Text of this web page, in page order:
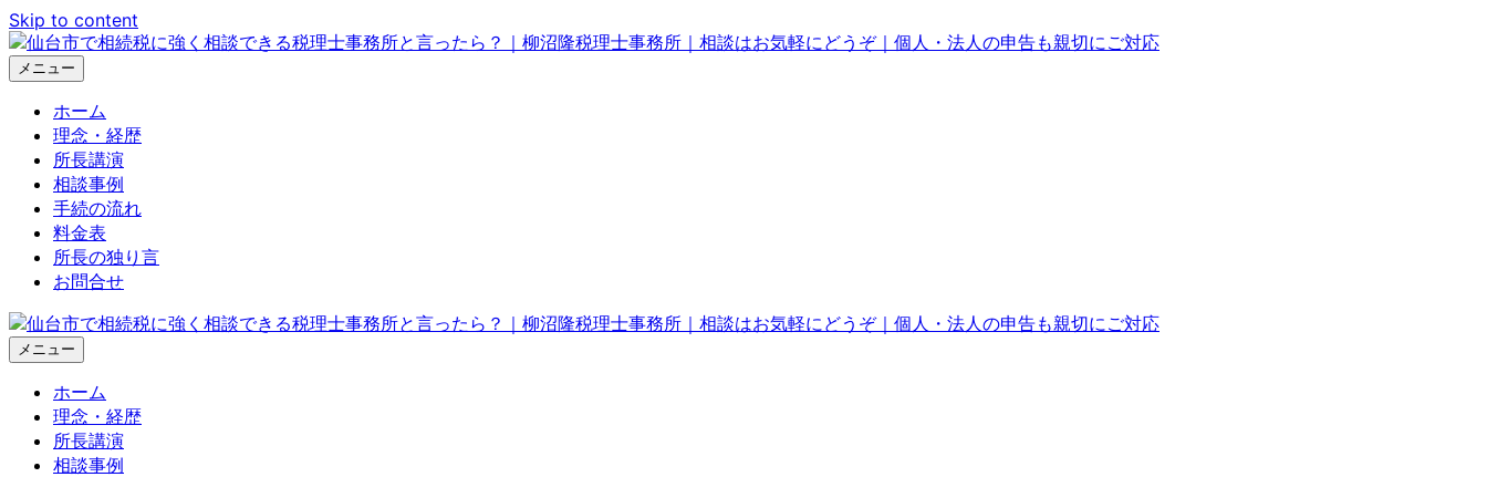
Skip to content
メニュー
ホーム
理念・経歴
所長講演
相談事例
手続の流れ
料金表
所長の独り言
お問合せ
メニュー
ホーム
理念・経歴
所長講演
相談事例